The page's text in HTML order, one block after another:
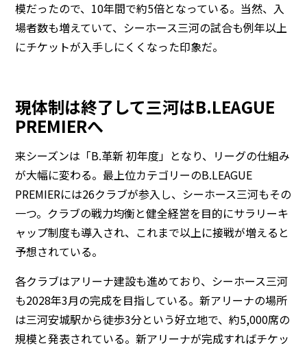
模だったので、10年間で約5倍となっている。当然、入
場者数も増えていて、シーホース三河の試合も例年以上
にチケットが入手しにくくなった印象だ。
現体制は終了して三河はB.LEAGUE
PREMIERへ
来シーズンは「B.革新 初年度」となり、リーグの仕組み
が大幅に変わる。最上位カテゴリーのB.LEAGUE
PREMIERには26クラブが参入し、シーホース三河もその
一つ。クラブの戦力均衡と健全経営を目的にサラリーキ
ャップ制度も導入され、これまで以上に接戦が増えると
予想されている。
各クラブはアリーナ建設も進めており、シーホース三河
も2028年3月の完成を目指している。新アリーナの場所
は三河安城駅から徒歩3分という好立地で、約5,000席の
規模と発表されている。新アリーナが完成すればチケッ